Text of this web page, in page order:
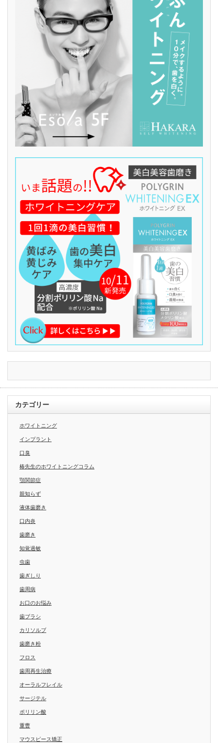
カテゴリー
ホワイトニング
インプラント
口臭
椿先生のホワイトニングコラム
顎関節症
親知らず
液体歯磨き
口内炎
歯磨き
知覚過敏
虫歯
歯ぎしり
歯周病
お口のお悩み
歯ブラシ
カリソルブ
歯磨き粉
フロス
歯周再生治療
オーラルフレイル
サージテル
ポリリン酸
重曹
マウスピース矯正